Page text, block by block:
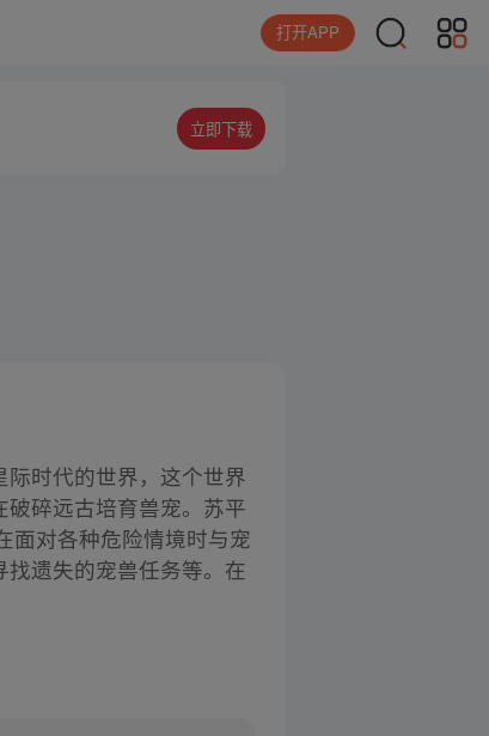
打开APP
立即下载
时代的世界，这个世界
碎远古培育兽宠。苏平
面对各种危险情境时与宠
遗失的宠兽任务等。在